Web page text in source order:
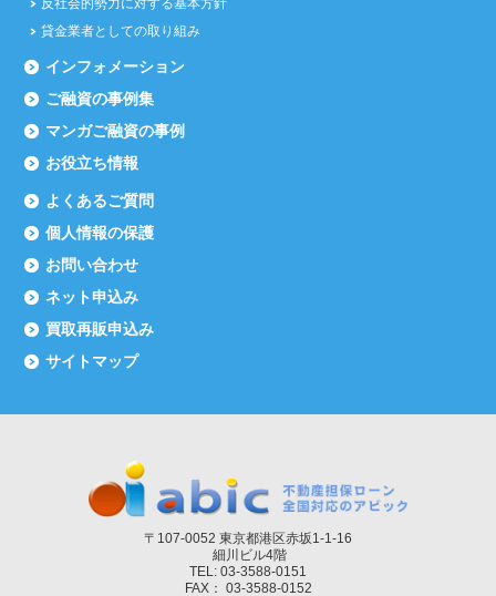
反社会的勢力に対する基本方針
貸金業者としての取り組み
インフォメーション
ご融資の事例集
マンガご融資の事例
お役立ち情報
よくあるご質問
個人情報の保護
お問い合わせ
ネット申込み
買取再販申込み
サイトマップ
〒107-0052 東京都港区赤坂1-1-16
細川ビル4階
TEL: 03-3588-0151
FAX： 03-3588-0152